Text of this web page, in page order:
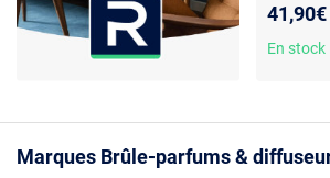
41,90€
En stock
Marques Brûle-parfums &